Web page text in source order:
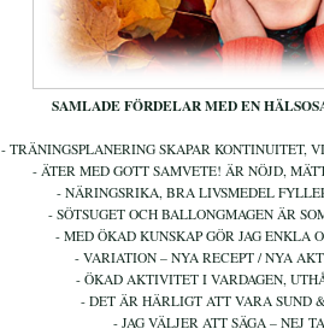
SAMLADE FÖRDELAR MED EN
- TRÄNINGSPLANERING SKAPAR KONTINUITET,
- ÄTER MED GOTT SAMVETE! ÄR NÖJD,
- NÄRINGSRIKA, BRA LIVSMEDEL
- SÖTSUGET OCH BALLONGMAGEN ÄR
- MED ÖKAD KUNSKAP GÖR JAG ENKLA
- VARIATION – NYA RECEPT / NYA
- ÖKAD AKTIVITET I VARDAGEN,
- DET ÄR HÄRLIGT ATT VARA SUND
- JAG VÄLJER ATT SÄGA – NEJ